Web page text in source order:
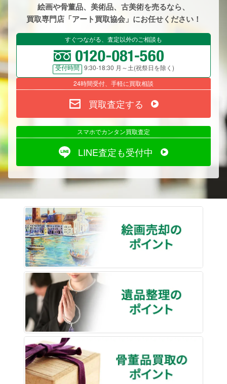
絵画や骨董品、美術品、古美術を売るなら、
買取専門店「アート買取協会」にお任せください！
すぐつながる、査定以外のご相談も
受付時間
9:30-18:30 月～土(祝祭日を除く)
24時間受付、手軽に買取相談
買取査定する
スマホでカンタン買取査定
LINE査定も受付中